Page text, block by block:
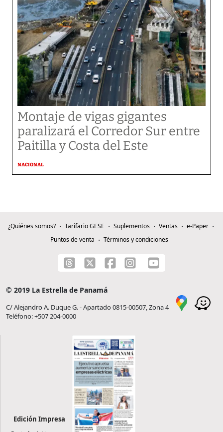
Montaje de vigas gigantes
paralizará el Corredor Sur entre
Paitilla y Costa del Este
NACIONAL
¿Quiénes somos? Tarifario GESE Suplementos Ventas
e-Paper
Puntos de venta
Términos y condiciones
© 2019 La Estrella de Panamá
C/ Alejandro A. Duque G. - Apartado 0815-00507, Zona 4
Teléfono: +507 204-0000
Edición Impresa